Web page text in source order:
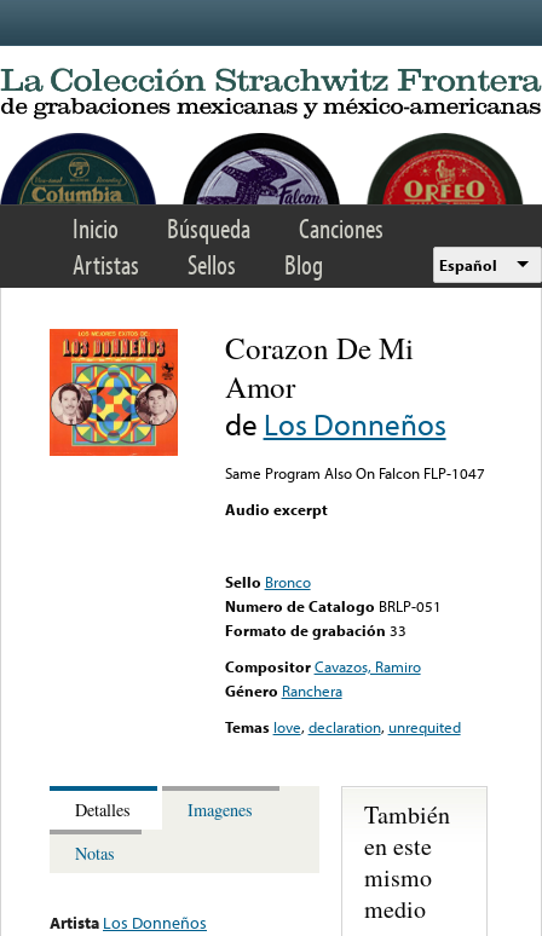
Inicio Búsqueda
Canciones
Artistas
Sellos Blog Español
Corazon De Mi
Amor
de Los Donneños
Same Program Also On Falcon FLP-1047
Audio excerpt
Sello Bronco
Numero de Catalogo BRLP-051
Formato de grabación 33
Compositor Cavazos, Ramiro
Género Ranchera
Temas love,declaration,unrequited
Detalles
Imagenes
Notas
Artista Los Donneños
También
en este
mismo
medio